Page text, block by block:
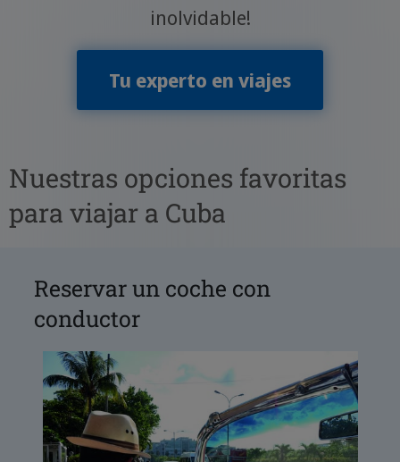
inolvidable!
Tu experto en viajes
Nuestras opciones favoritas
para viajar a Cuba
Reservar un coche con
conductor